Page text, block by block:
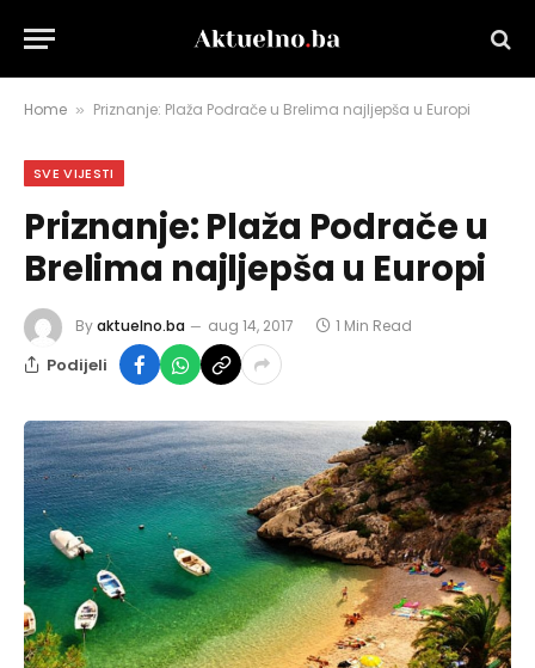
Home » Priznanje: Plaža Podrače u Brelima najljepša u Europi
SVE VIJESTI
Priznanje: Plaža Podrače u
Brelima najljepša u Europi
Byaktuelno.ba aug 14, 2017 1 Min Read
Podijeli